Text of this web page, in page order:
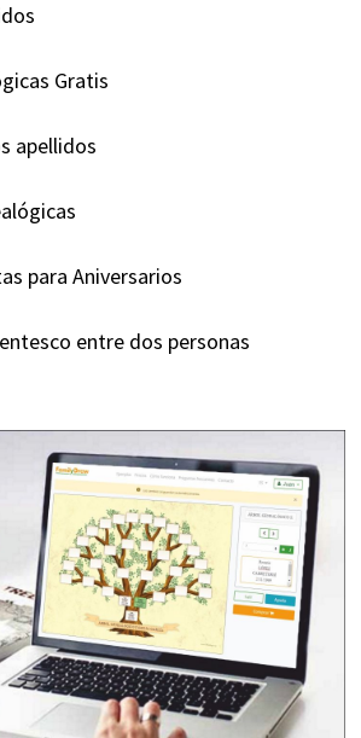
Gratis
apellidos
para Aniversarios
entre dos personas